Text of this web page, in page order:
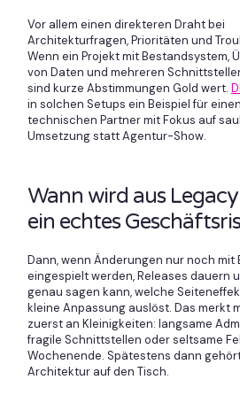
Vor allem einen direkteren Draht bei
Architekturfragen, Prioritäten und
Wenn ein Projekt mit Bestandsystem,
von Daten und mehreren
sind kurze Abstimmungen Gold wert.
in solchen Setups ein Beispiel für einen
technischen Partner mit Fokus auf
Umsetzung statt Agentur-Show.
Wann wird aus
ein echtes
Dann, wenn Änderungen nur noch mit
eingespielt werden, Releases dauern
genau sagen kann, welche
kleine Anpassung auslöst. Das merkt
zuerst an Kleinigkeiten: langsame
fragile Schnittstellen oder seltsame
Wochenende. Spätestens dann
Architektur auf den Tisch.